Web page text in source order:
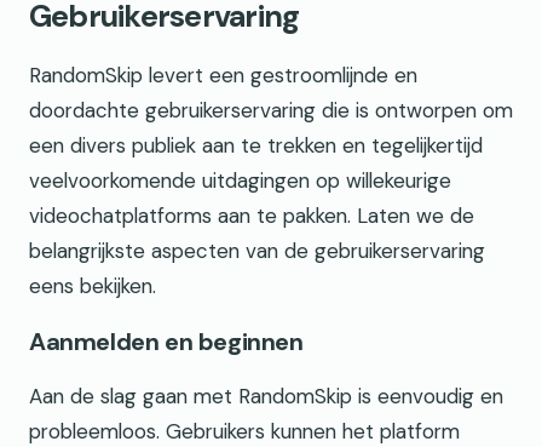
Gebruikerservaring
RandomSkip levert een gestroomlijnde en
doordachte gebruikerservaring die is ontworpen om
een divers publiek aan te trekken en tegelijkertijd
veelvoorkomende uitdagingen op willekeurige
videochatplatforms aan te pakken. Laten we de
belangrijkste aspecten van de gebruikerservaring
eens bekijken.
Aanmelden en beginnen
Aan de slag gaan met RandomSkip is eenvoudig en
probleemloos. Gebruikers kunnen het platform